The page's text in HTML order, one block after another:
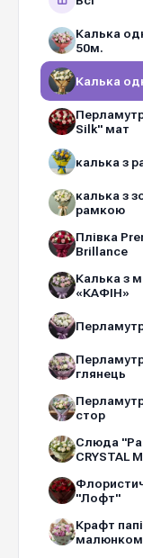
Калька
50м.
Калька
Silk" мат
калька з
калька з
рамкою
Плівка
Brillance
Калька з
«КАФІН»
глянець
стор
Слюда
CRYSTAL
"Лофт"
Крафт
малюнком